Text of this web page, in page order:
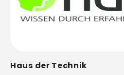
Haus der Technik